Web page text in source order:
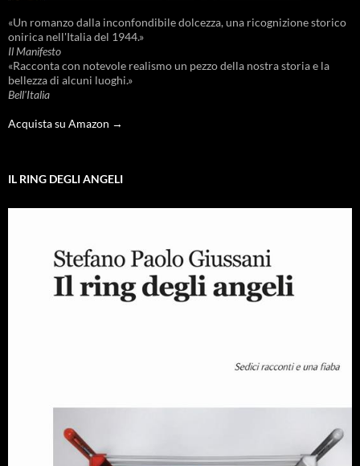
«Un romanzo dalla inconfondibile dolcezza, una ricognizione storico
onirica nell'Italia del 1944.»
Il Manifesto
«Racconta con notevole realismo un pezzo della nostra storia e la
bellezza di alcuni luoghi.»
Bell'Italia
Acquista su Amazon →
IL RING DEGLI ANGELI